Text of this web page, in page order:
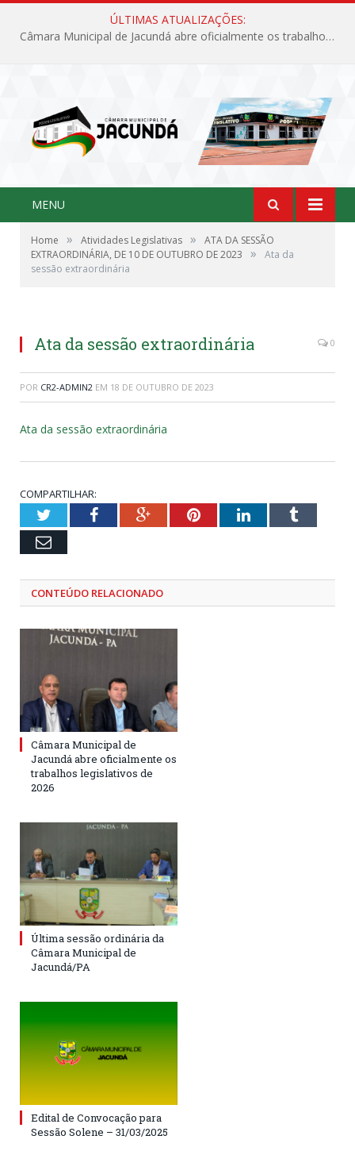
ÚLTIMAS ATUALIZAÇÕES:
Câmara Municipal de Jacundá abre oficialmente os trabalhos legislativos de 2026
MENU
Home » Atividades Legislativas »
ATA DA SESSÃO
EXTRAORDINÁRIA, DE 10 DE OUTUBRO DE 2023
»
Ata da
sessão extraordinária
Ata da sessão extraordinária 0
POR CR2-ADMIN2 EM 18 DE OUTUBRO DE 2023
Ata da sessão extraordinária
COMPARTILHAR:
TwitterFacebookGoogle+PinterestLinkedInTumblr
Email
CONTEÚDO RELACIONADO
Câmara Municipal de
Jacundá abre oficialmente os
trabalhos legislativos de
2026
Última sessão ordinária da
Câmara Municipal de
Jacundá/PA
Edital de Convocação para
Sessão Solene – 31/03/2025